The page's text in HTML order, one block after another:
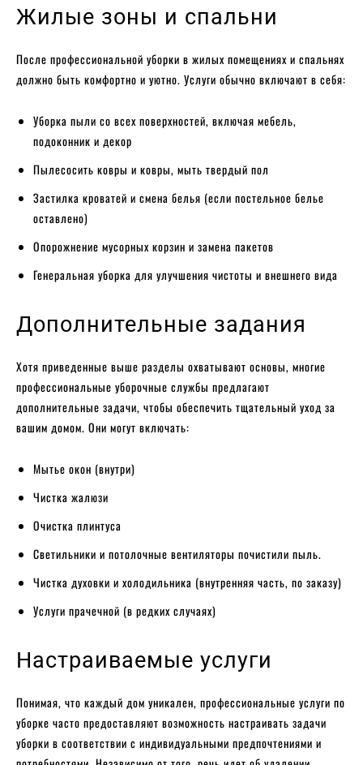
Жилые зоны и спальни
После профессиональной уборки в жилых помещениях и спальнях
должно быть комфортно и уютно. Услуги обычно включают в себя:
Уборка пыли со всех поверхностей, включая мебель,
подоконник и декор
Пылесосить ковры и ковры, мыть твердый пол
Застилка кроватей и смена белья (если постельное белье
оставлено)
Опорожнение мусорных корзин и замена пакетов
Генеральная уборка для улучшения чистоты и внешнего вида
Дополнительные задания
Хотя приведенные выше разделы охватывают основы, многие
профессиональные уборочные службы предлагают
дополнительные задачи, чтобы обеспечить тщательный уход за
вашим домом. Они могут включать:
Мытье окон (внутри)
Чистка жалюзи
Очистка плинтуса
Светильники и потолочные вентиляторы почистили пыль.
Чистка духовки и холодильника (внутренняя часть, по заказу)
Услуги прачечной (в редких случаях)
Настраиваемые услуги
Понимая, что каждый дом уникален, профессиональные услуги по
уборке часто предоставляют возможность настраивать задачи
уборки в соответствии с индивидуальными предпочтениями и